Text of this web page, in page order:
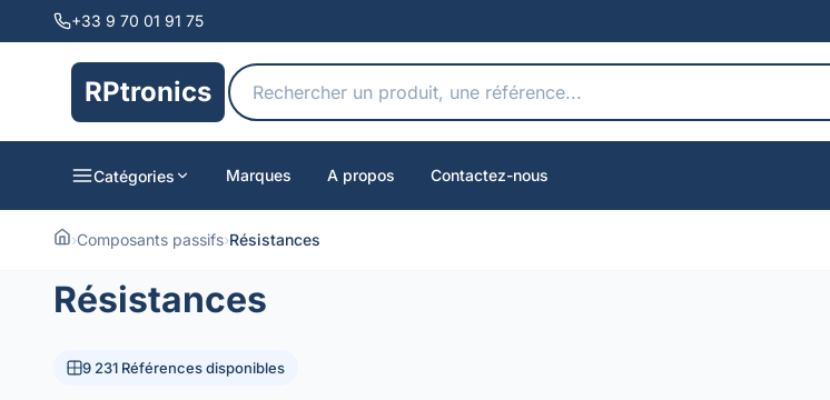
+33 9 70 01 91 75
RPtronics
Catégories Marques A propos Contactez-nous
›Composants passifs›Résistances
Résistances
9 231 Références disponibles